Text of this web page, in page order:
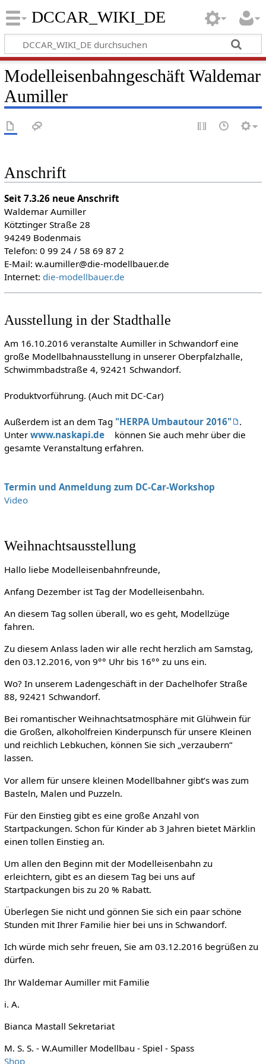
DCCAR_WIKI_DE
Modelleisenbahngeschäft Waldemar
Aumiller
Anschrift
Seit 7.3.26 neue Anschrift
Waldemar Aumiller
Kötztinger Straße 28
94249 Bodenmais
Telefon: 0 99 24 / 58 69 87 2
E-Mail: w.aumiller@die-modellbauer.de
Internet: die-modellbauer.de
Ausstellung in der Stadthalle
Am 16.10.2016 veranstalte Aumiller in Schwandorf eine
große Modellbahnausstellung in unserer Oberpfalzhalle,
Schwimmbadstraße 4, 92421 Schwandorf.
Produktvorführung. (Auch mit DC-Car)
Außerdem ist an dem Tag "HERPA Umbautour 2016"
.
Unter www.naskapi.de
können Sie auch mehr über die
gesamte Veranstaltung erfahren.
Termin und Anmeldung zum DC-Car-Workshop
Video
Weihnachtsausstellung
Hallo liebe Modelleisenbahnfreunde,
Anfang Dezember ist Tag der Modelleisenbahn.
An diesem Tag sollen überall, wo es geht, Modellzüge
fahren.
Zu diesem Anlass laden wir alle recht herzlich am Samstag,
den 03.12.2016, von 9°° Uhr bis 16°° zu uns ein.
Wo? In unserem Ladengeschäft in der Dachelhofer Straße
88, 92421 Schwandorf.
Bei romantischer Weihnachtsatmosphäre mit Glühwein für
die Großen, alkoholfreien Kinderpunsch für unsere Kleinen
und reichlich Lebkuchen, können Sie sich „verzaubern“
lassen.
Vor allem für unsere kleinen Modellbahner gibt’s was zum
Basteln, Malen und Puzzeln.
Für den Einstieg gibt es eine große Anzahl von
Startpackungen. Schon für Kinder ab 3 Jahren bietet Märklin
einen tollen Einstieg an.
Um allen den Beginn mit der Modelleisenbahn zu
erleichtern, gibt es an diesem Tag bei uns auf
Startpackungen bis zu 20 % Rabatt.
Überlegen Sie nicht und gönnen Sie sich ein paar schöne
Stunden mit Ihrer Familie hier bei uns in Schwandorf.
Ich würde mich sehr freuen, Sie am 03.12.2016 begrüßen zu
dürfen.
Ihr Waldemar Aumiller mit Familie
i. A.
Bianca Mastall Sekretariat
M. S. S. - W.Aumiller Modellbau - Spiel - Spass
Shop